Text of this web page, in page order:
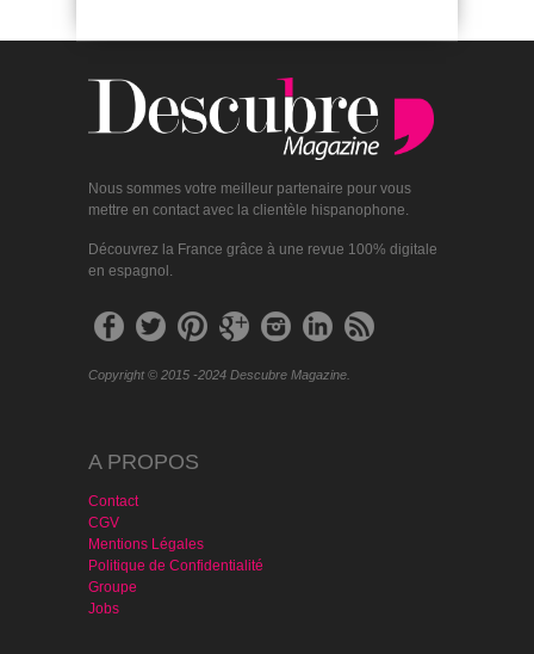
Nous sommes votre meilleur partenaire pour vous
mettre en contact avec la clientèle hispanophone.
Découvrez la France grâce à une revue 100% digitale
en espagnol.
Copyright © 2015 -2024 Descubre Magazine.
A PROPOS
Contact
CGV
Mentions Légales
Politique de Confidentialité
Groupe
Jobs